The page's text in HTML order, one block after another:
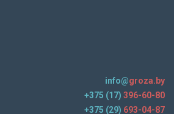
info@groza.by
+375 (17) 396-60-80
+375 (29) 693-04-87